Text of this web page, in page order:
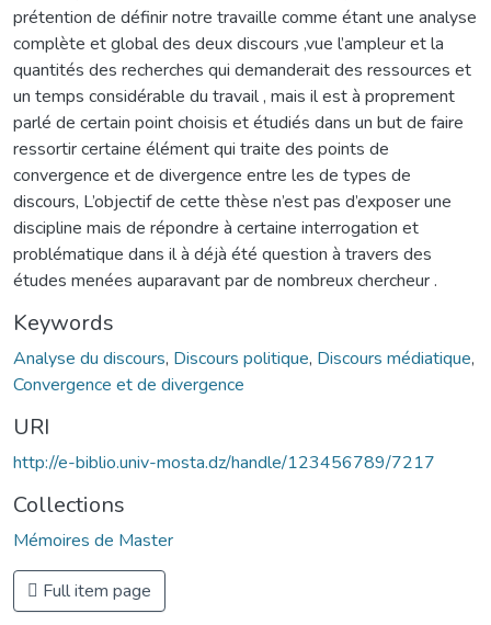
prétention de définir notre travaille comme étant une analyse
complète et global des deux discours ,vue l’ampleur et la
quantités des recherches qui demanderait des ressources et
un temps considérable du travail , mais il est à proprement
parlé de certain point choisis et étudiés dans un but de faire
ressortir certaine élément qui traite des points de
convergence et de divergence entre les de types de
discours, L’objectif de cette thèse n’est pas d’exposer une
discipline mais de répondre à certaine interrogation et
problématique dans il à déjà été question à travers des
études menées auparavant par de nombreux chercheur .
Keywords
Analyse du discours, Discours politique, Discours médiatique,
Convergence et de divergence
URI
http://e-biblio.univ-mosta.dz/handle/123456789/7217
Collections
Mémoires de Master
Full item page